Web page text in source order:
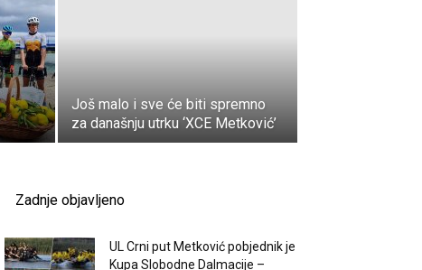
Još malo i sve će biti spremno
za današnju utrku ‘XCE Metković’
Zadnje objavljeno
UL Crni put Metković pobjednik je
Kupa Slobodne Dalmacije –